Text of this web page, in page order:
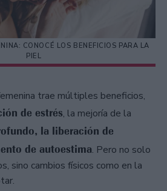
CONOCÉ LOS BENEFICIOS PARA LA
PIEL
trae múltiples beneficios,
de estrés, la mejoría de la
la liberación de
de autoestima. Pero no solo
sino cambios físicos como en la